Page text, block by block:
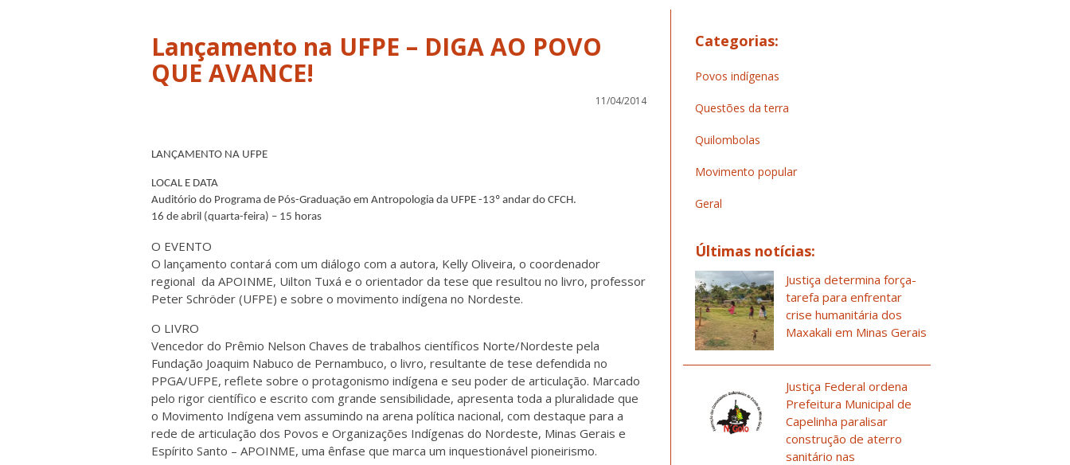
Lançamento na UFPE – DIGA AO POVO
11/04/2014
LANÇAMENTO NA UFPE
LOCAL E DATA
Auditório do Programa de Pós-Graduação em Antropologia da UFPE -13º andar do CFCH.
16 de abril (quarta-feira) – 15 horas
O EVENTO
O lançamento contará com um diálogo com a autora, Kelly Oliveira, o coordenador
regional da APOINME, Uilton Tuxá e o orientador da tese que resultou no livro, professor
Peter Schröder (UFPE) e sobre o movimento indígena no Nordeste.
O LIVRO
Vencedor do Prêmio Nelson Chaves de trabalhos científicos Norte/Nordeste pela
Fundação Joaquim Nabuco de Pernambuco, o livro, resultante de tese defendida no
PPGA/UFPE, reflete sobre o protagonismo indígena e seu poder de articulação. Marcado
pelo rigor científico e escrito com grande sensibilidade, apresenta toda a pluralidade que
o Movimento Indígena vem assumindo na arena política nacional, com destaque para a
rede de articulação dos Povos e Organizações Indígenas do Nordeste, Minas Gerais e
Espírito Santo – APOINME, uma ênfase que marca um inquestionável pioneirismo.
Categorias:
Povos indígenas
Questões da terra
Quilombolas
Movimento popular
Geral
Últimas notícias:
Justiça determina força-
tarefa para enfrentar
crise humanitária dos
Maxakali em Minas Gerais
Justiça Federal ordena
Prefeitura Municipal de
Capelinha paralisar
construção de aterro
sanitário nas